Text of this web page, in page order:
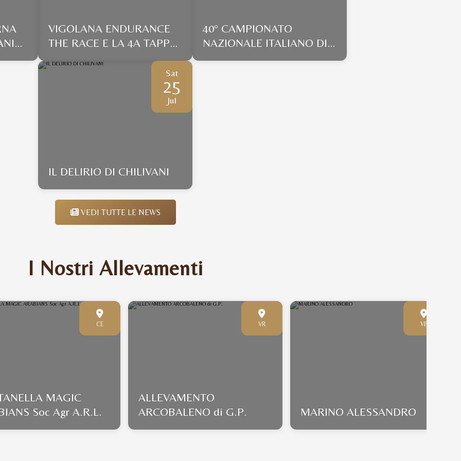
VIGOLANA ENDURANCE
THE RACE E LA 4A TAPPA
ALLEVATORIALE ITALIANO
ENDURANCE 2026 ANICA
40° CAMPIONATO
NAZIONALE ITALIANO DI
MORFOLOGIA
Sat
25
Jul
IL DELIRIO DI CHILIVANI
VEDI TUTTE LE NEWS
I Nostri Allevamenti
CE
MAGIC
Soc Agr A.R.L.
VR
ALLEVAMENTO
ARCOBALENO di G.P.
VB
MARINO ALESSANDRO